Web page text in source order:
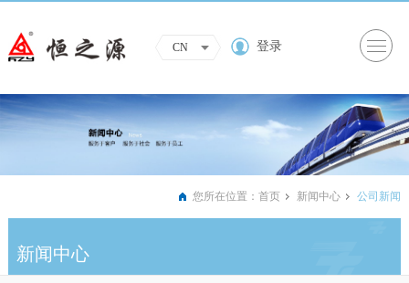
CN 登录
您所在位置：首页 新闻中心 公司新闻
新闻中心